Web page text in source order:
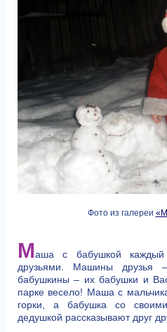
Фото из галереи
Маша с бабушкой
друзьями. Машины друзья
бабушкины – их бабушки и
парке весело! Маша с
горки, а бабушка со
дедушкой рассказывают друг